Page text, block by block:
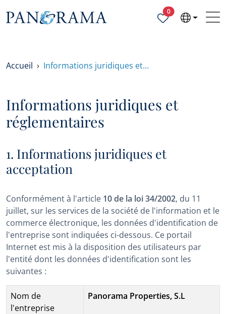
0Propriétés
Accueil Informations juridiques et…
Informations juridiques et
réglementaires
1. Informations juridiques et
acceptation
Conformément à l'article 10 de la loi 34/2002, du 11
juillet, sur les services de la société de l'information et le
commerce électronique, les données d'identification de
l'entreprise sont indiquées ci-dessous. Ce portail
Internet est mis à la disposition des utilisateurs par
l'entité dont les données d'identification sont les
suivantes :
Nom de
l'entreprise
Panorama Properties, S.L